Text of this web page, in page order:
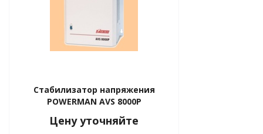
Стабилизатор напряжения
POWERMAN AVS 8000P
Цену уточняйте